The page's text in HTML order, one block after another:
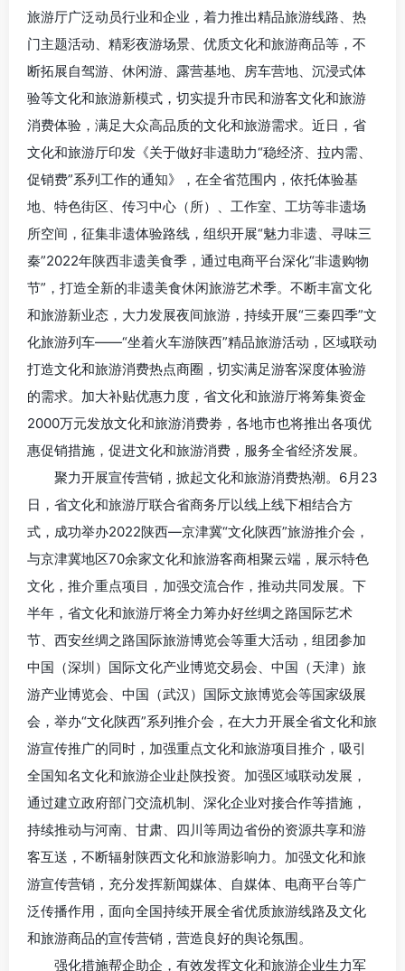
旅游厅广泛动员行业和企业，着力推出精品旅游线路、热
门主题活动、精彩夜游场景、优质文化和旅游商品等，不
断拓展自驾游、休闲游、露营基地、房车营地、沉浸式体
验等文化和旅游新模式，切实提升市民和游客文化和旅游
消费体验，满足大众高品质的文化和旅游需求。近日，省
文化和旅游厅印发《关于做好非遗助力“稳经济、拉内需、
促销费”系列工作的通知》，在全省范围内，依托体验基
地、特色街区、传习中心（所）、工作室、工坊等非遗场
所空间，征集非遗体验路线，组织开展“魅力非遗、寻味三
秦”2022年陕西非遗美食季，通过电商平台深化“非遗购物
节”，打造全新的非遗美食休闲旅游艺术季。不断丰富文化
和旅游新业态，大力发展夜间旅游，持续开展“三秦四季”文
化旅游列车——“坐着火车游陕西”精品旅游活动，区域联动
打造文化和旅游消费热点商圈，切实满足游客深度体验游
的需求。加大补贴优惠力度，省文化和旅游厅将筹集资金
2000万元发放文化和旅游消费劵，各地市也将推出各项优
惠促销措施，促进文化和旅游消费，服务全省经济发展。
聚力开展宣传营销，掀起文化和旅游消费热潮。6月23
日，省文化和旅游厅联合省商务厅以线上线下相结合方
式，成功举办2022陕西—京津冀“文化陕西”旅游推介会，
与京津冀地区70余家文化和旅游客商相聚云端，展示特色
文化，推介重点项目，加强交流合作，推动共同发展。下
半年，省文化和旅游厅将全力筹办好丝绸之路国际艺术
节、西安丝绸之路国际旅游博览会等重大活动，组团参加
中国（深圳）国际文化产业博览交易会、中国（天津）旅
游产业博览会、中国（武汉）国际文旅博览会等国家级展
会，举办“文化陕西”系列推介会，在大力开展全省文化和旅
游宣传推广的同时，加强重点文化和旅游项目推介，吸引
全国知名文化和旅游企业赴陕投资。加强区域联动发展，
通过建立政府部门交流机制、深化企业对接合作等措施，
持续推动与河南、甘肃、四川等周边省份的资源共享和游
客互送，不断辐射陕西文化和旅游影响力。加强文化和旅
游宣传营销，充分发挥新闻媒体、自媒体、电商平台等广
泛传播作用，面向全国持续开展全省优质旅游线路及文化
和旅游商品的宣传营销，营造良好的舆论氛围。
强化措施帮企助企，有效发挥文化和旅游企业生力军